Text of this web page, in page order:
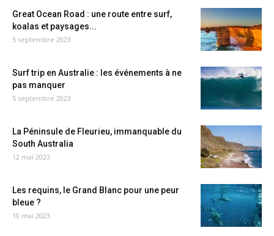
Great Ocean Road : une route entre surf,
koalas et paysages...
5 septembre 2023
Surf trip en Australie : les événements à ne
pas manquer
5 septembre 2023
La Péninsule de Fleurieu, immanquable du
South Australia
12 mai 2023
Les requins, le Grand Blanc pour une peur
bleue ?
10 mai 2023